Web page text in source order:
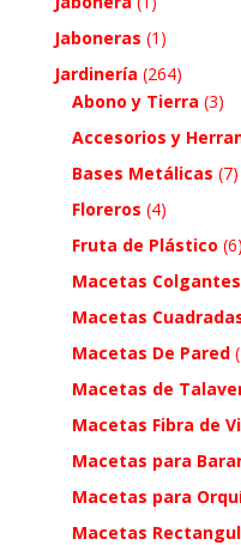
Jaboneras (1)
Jardinería (264)
Abono y Tierra (3)
Accesorios y
Bases Metálicas (7)
Floreros (4)
Fruta de Plástico (6)
Macetas Colgantes
Macetas
Macetas De Pared
Macetas de
Macetas Fibra de
Macetas para
Macetas para
Macetas